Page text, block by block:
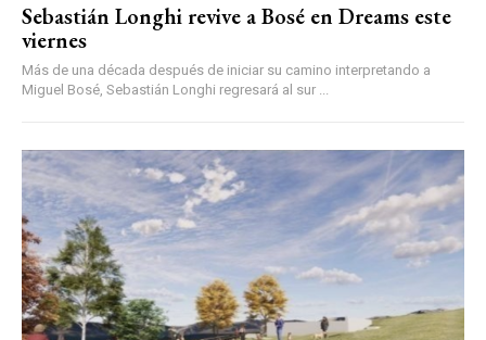
Sebastián Longhi revive a Bosé en Dreams este
viernes
Más de una década después de iniciar su camino interpretando a
Miguel Bosé, Sebastián Longhi regresará al sur ...